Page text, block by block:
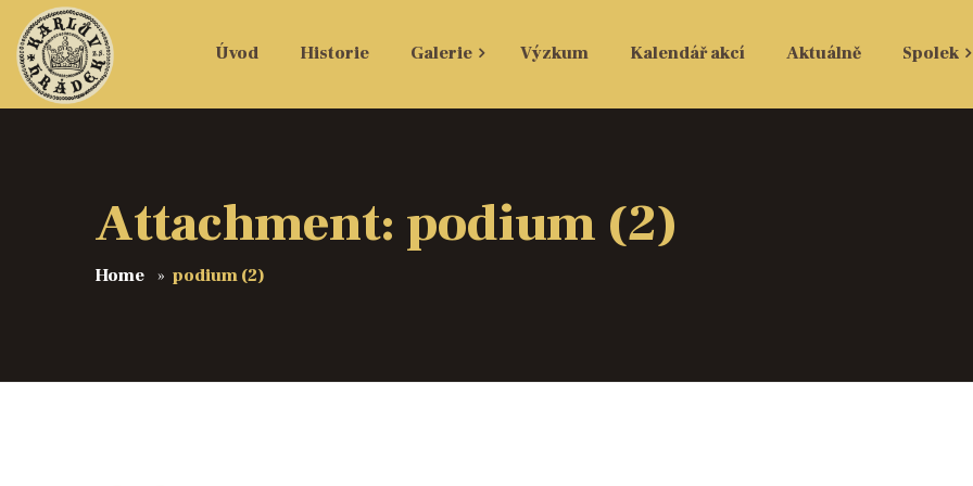
Úvod Historie Galerie Výzkum Kalendář akcí Aktuálně Spolek
Attachment: podium (2)
Home podium (2)